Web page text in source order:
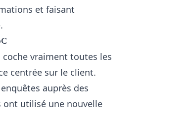
et faisant
vraiment toutes les
centrée sur le client.
auprès des
utilisé une nouvelle